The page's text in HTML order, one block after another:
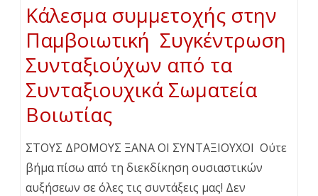
Κάλεσμα συμμετοχής στην
Παμβοιωτική Συγκέντρωση
Συνταξιούχων από τα
Συνταξιουχικά Σωματεία
Βοιωτίας
ΣΤΟΥΣ ΔΡΟΜΟΥΣ ΞΑΝΑ ΟΙ ΣΥΝΤΑΞΙΟΥΧΟΙ Ούτε
βήμα πίσω από τη διεκδίκηση ουσιαστικών
αυξήσεων σε όλες τις συντάξεις μας! Δεν